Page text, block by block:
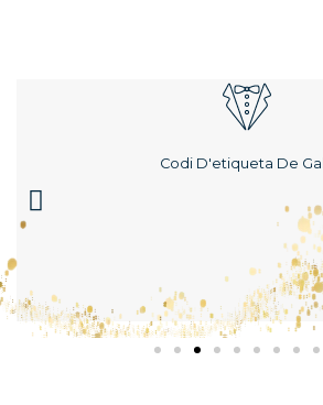
Codi D'etiqueta De